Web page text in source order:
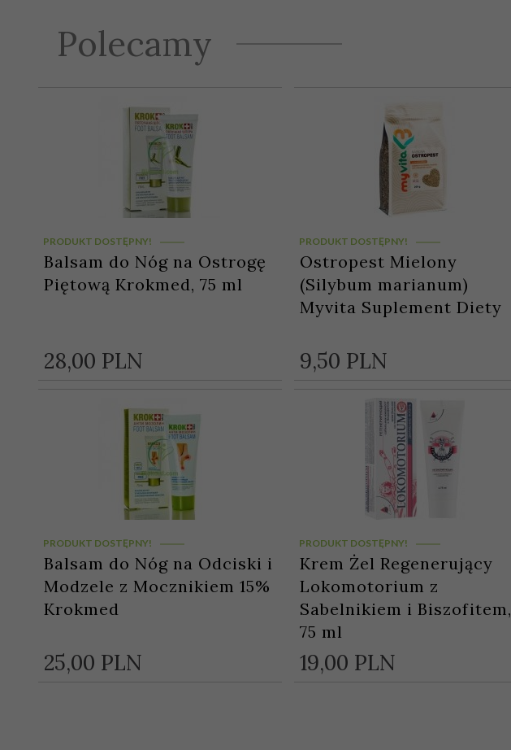
Polecamy
PRODUKT DOSTĘPNY!
Balsam do Nóg na Ostrogę
Piętową Krokmed, 75 ml
28,00 PLN
PRODUKT DOSTĘPNY!
Ostropest Mielony
(Silybum marianum)
Myvita Suplement Diety
9,50 PLN
PRODUKT DOSTĘPNY!
Balsam do Nóg na Odciski i
Modzele z Mocznikiem 15%
Krokmed
25,00 PLN
PRODUKT DOSTĘPNY!
Krem Żel Regenerujący
Lokomotorium z
Sabelnikiem i Biszofitem,
75 ml
19,00 PLN